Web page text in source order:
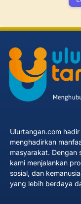
Ulurtangan.com
menghadirkan
masyarakat. Dengan
kami menjalankan
sosial, dan
yang lebih berdaya